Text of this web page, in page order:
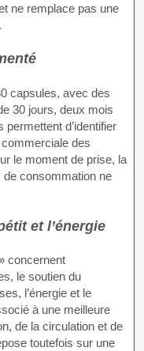
ne remplace pas une
capsules, avec des
30 jours, deux mois
d’identifier
des
le moment de prise, la
de consommation ne
et l’énergie
concernent
le soutien du
l’énergie et le
à une meilleure
de la circulation et de
toutefois sur une